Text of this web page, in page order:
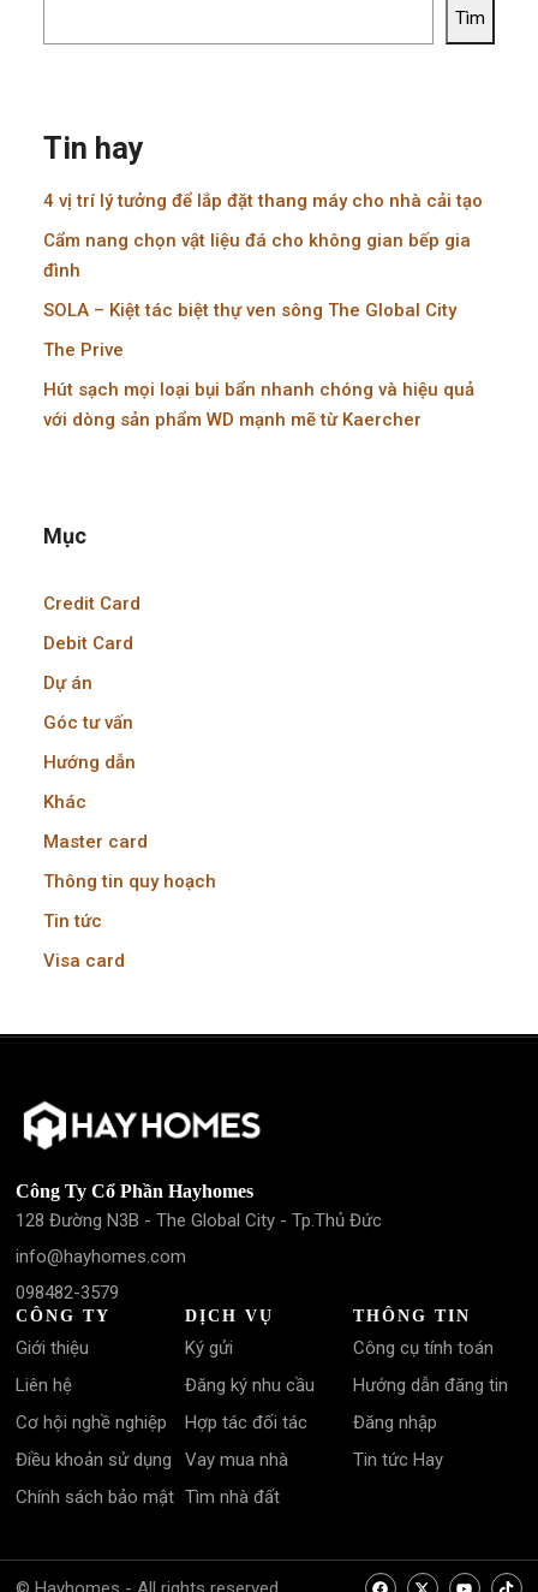
Tìm
Tin hay
4 vị trí lý tưởng để lắp đặt thang máy cho nhà cải tạo
Cẩm nang chọn vật liệu đá cho không gian bếp gia
đình
SOLA – Kiệt tác biệt thự ven sông The Global City
The Prive
Hút sạch mọi loại bụi bẩn nhanh chóng và hiệu quả
với dòng sản phẩm WD mạnh mẽ từ Kaercher
Mục
Credit Card
Debit Card
Dự án
Góc tư vấn
Hướng dẫn
Khác
Master card
Thông tin quy hoạch
Tin tức
Visa card
Công Ty Cổ Phần Hayhomes
128 Đường N3B - The Global City - Tp.Thủ Đức
info@hayhomes.com
098482-3579
CÔNG TY
Giới thiệu
Liên hệ
Cơ hội nghề nghiệp
Điều khoản sử dụng
Chính sách bảo mật
DỊCH VỤ
Ký gửi
Đăng ký nhu cầu
Hợp tác đối tác
Vay mua nhà
Tìm nhà đất
THÔNG TIN
Công cụ tính toán
Hướng dẫn đăng tin
Đăng nhập
Tin tức Hay